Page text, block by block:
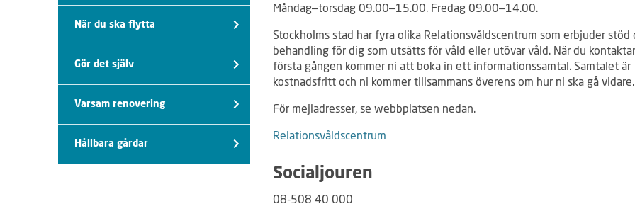
När du ska flytta
Gör det själv
Varsam renovering
Hållbara gårdar
Måndag–torsdag 09.00–15.00. Fredag 09.00–14.00.
Stockholms stad har fyra olika Relationsvåldscentrum som erbjuder stöd
behandling för dig som utsätts för våld eller utövar våld. När du
första gången kommer ni att boka in ett informationssamtal. Samtalet är
kostnadsfritt och ni kommer tillsammans överens om hur ni ska gå vidare.
För mejladresser, se webbplatsen nedan.
Relationsvåldscentrum
Socialjouren
08-508 40 000